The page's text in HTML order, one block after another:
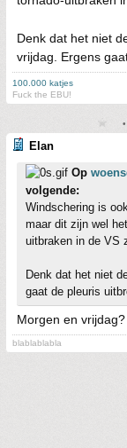
Denk dat het niet
vrijdag. Ergens
100.000 katjes
Fuck the EBU!
Elan
Op
volgende:
Windschering is
maar dit zijn wel
uitbraken in de VS
Denk dat het niet
gaat de pleuris
Morgen en
blablablabla